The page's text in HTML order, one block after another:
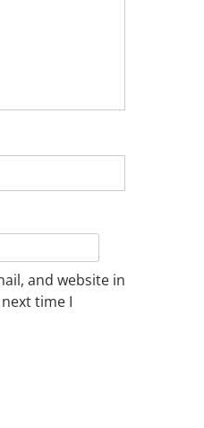
and website in
time I